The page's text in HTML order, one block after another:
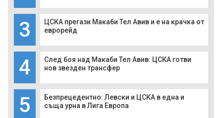
3
ЦСКА прегази Макаби Тел Авив и е на крачка от
еврорейд
4
След боя над Макаби Тел Авив: ЦСКА готви
нов звезден трансфер
5
Безпрецедентно: Левски и ЦСКА в една и
съща урна в Лига Европа